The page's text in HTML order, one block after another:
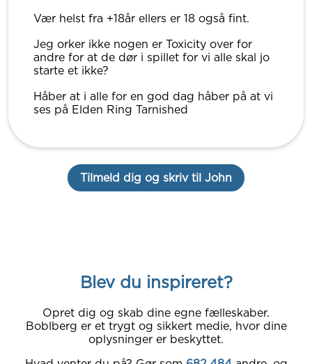
Vær helst fra +18år ellers er 18 også fint.
Jeg orker ikke nogen er Toxicity over for
andre for at de dør i spillet for vi alle skal jo
starte et ikke?
Håber at i alle for en god dag håber på at vi
ses på Elden Ring Tarnished
Tilmeld dig og skriv til John
Blev du inspireret?
Opret dig og skab dine egne fælleskaber.
Boblberg er et trygt og sikkert medie, hvor dine
oplysninger er beskyttet.